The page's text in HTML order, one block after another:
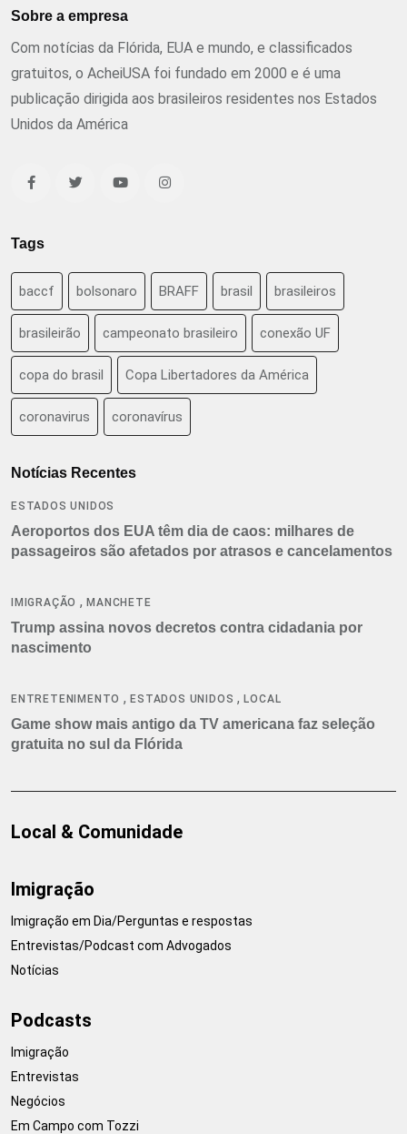
Sobre a empresa
Com notícias da Flórida, EUA e mundo, e classificados
gratuitos, o AcheiUSA foi fundado em 2000 e é uma
publicação dirigida aos brasileiros residentes nos Estados
Unidos da América
Tags
baccf bolsonaro BRAFF brasil brasileiros
brasileirão campeonato brasileiro conexão UF
copa do brasil Copa Libertadores da América
coronavirus coronavírus
Notícias Recentes
ESTADOS UNIDOS
Aeroportos dos EUA têm dia de caos: milhares de
passageiros são afetados por atrasos e cancelamentos
IMIGRAÇÃO ,MANCHETE
Trump assina novos decretos contra cidadania por
nascimento
ENTRETENIMENTO ,ESTADOS UNIDOS ,LOCAL
Game show mais antigo da TV americana faz seleção
gratuita no sul da Flórida
Local & Comunidade
Imigração
Imigração em Dia/Perguntas e respostas
Entrevistas/Podcast com Advogados
Notícias
Podcasts
Imigração
Entrevistas
Negócios
Em Campo com Tozzi